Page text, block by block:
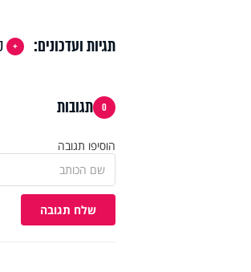
תגיות ועדכונים:
0 תגובות
הוסיפו תגובה
שלח תגובה